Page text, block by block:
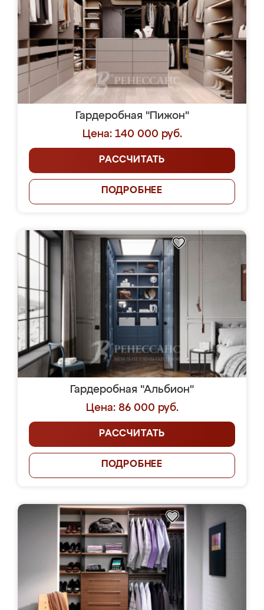
Гардеробная "Пижон"
Цена: 140 000 руб.
РАССЧИТАТЬ
ПОДРОБНЕЕ
Гардеробная "Альбион"
Цена: 86 000 руб.
РАССЧИТАТЬ
ПОДРОБНЕЕ